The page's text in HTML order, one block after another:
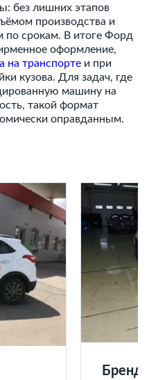
без лишних этапов
производства и
по срокам. В итоге Форд
оформление,
на транспорте и при
кузова. Для задач, где
машину на
такой формат
оправданным.